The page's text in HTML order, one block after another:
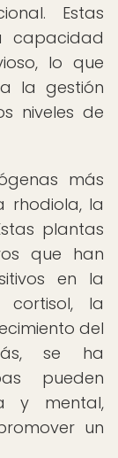
Estas
capacidad
lo que
la gestión
niveles de
más
rhodiola, la
plantas
que han
en la
la
del
se ha
pueden
y mental,
un